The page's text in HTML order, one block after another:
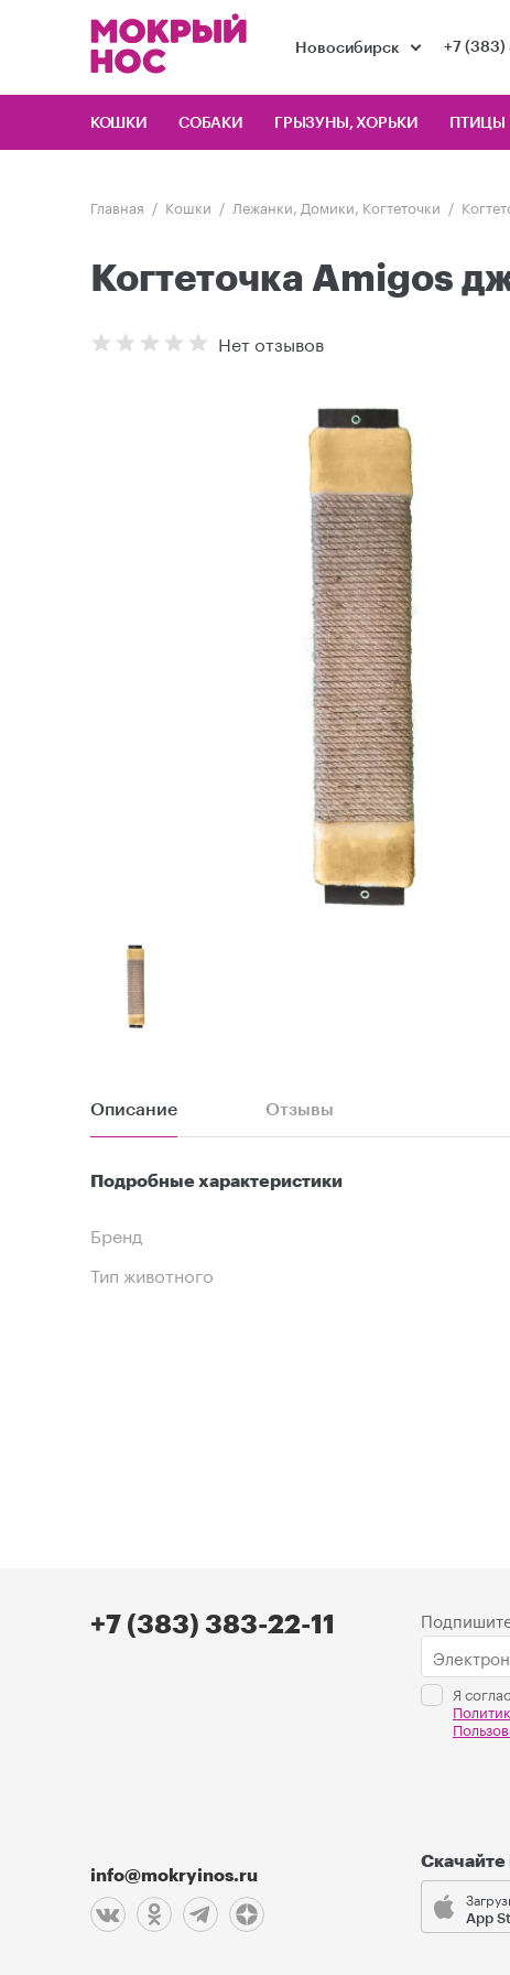
Новосибирск +7 (383)
КОШКИ СОБАКИ ГРЫЗУНЫ, ХОРЬКИ ПТИЦЫ
Главная Кошки Лежанки, Домики, Когтеточки
Когтеточка Amigos
Нет отзывов
Описание Отзывы
Подробные характеристики
Бренд
Тип животного
+7 (383) 383-22-11
info@mokryinos.ru
Я
App